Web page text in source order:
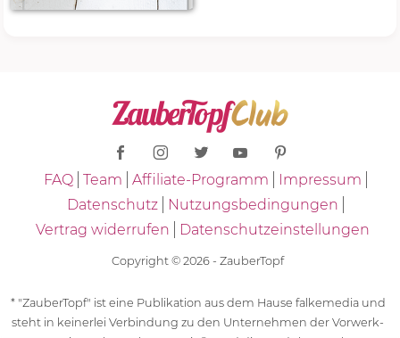
FAQ Team Affiliate-Programm
Impressum
Datenschutz
Nutzungsbedingungen
Vertrag widerrufen
Datenschutzeinstellungen
Copyright © 2026 - ZauberTopf
* "ZauberTopf" ist eine Publikation aus dem Hause falkemedia und
steht in keinerlei Verbindung zu den Unternehmen der Vorwerk-